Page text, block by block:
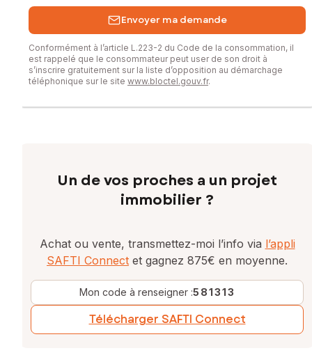
Envoyer ma demande
Conformément à l’article L.223-2 du Code de la consommation, il
est rappelé que le consommateur peut user de son droit à
s’inscrire gratuitement sur la liste d’opposition au démarchage
téléphonique sur le site www.bloctel.gouv.fr.
Un de vos proches a un projet
immobilier ?
Achat ou vente, transmettez-moi l’info via l’appli
SAFTI Connect et gagnez 875€ en moyenne.
Mon code à renseigner :581313
Télécharger SAFTI Connect